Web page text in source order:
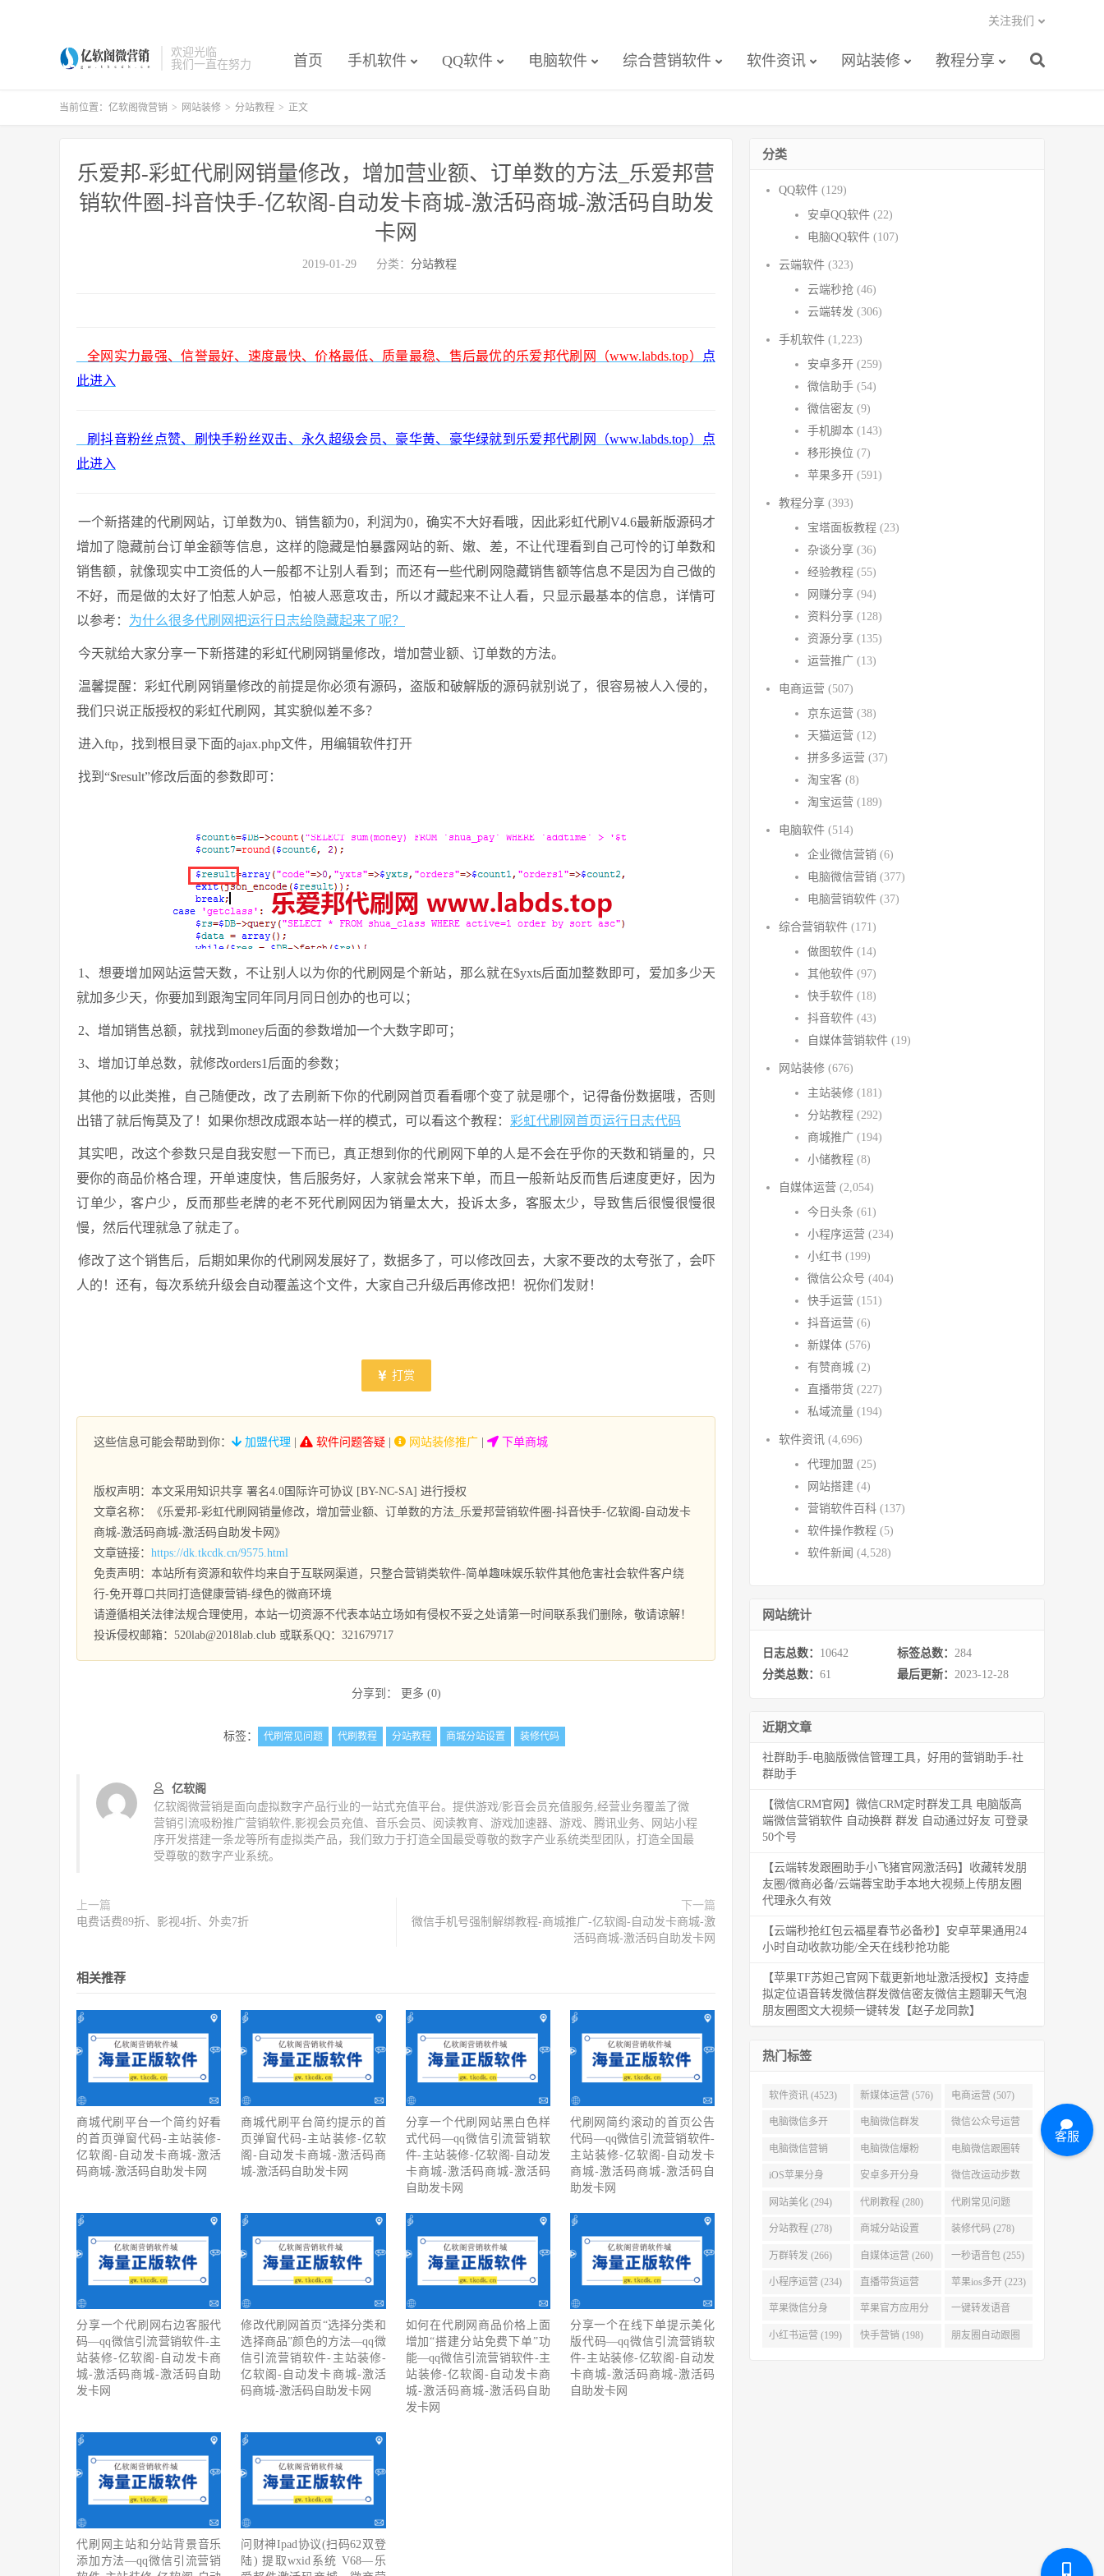
欢迎光临
我们一直在努力
首页 手机软件 QQ软件 电脑软件 综合营销软件 软件资讯 网站装修 教程分享
关注我们
当前位置： 亿软阁微营销 > 网站装修 > 分站教程 > 正文
乐爱邦-彩虹代刷网销量修改，增加营业额、订单数的方法_乐爱邦营
销软件圈-抖音快手-亿软阁-自动发卡商城-激活码商城-激活码自助发
卡网
2019-01-29 分类： 分站教程
全网实力最强、信誉最好、速度最快、价格最低、质量最稳、售后最优的乐爱邦代刷网（www.labds.top）
点
此进入
刷抖音粉丝点赞、刷快手粉丝双击、永久超级会员、豪华黄、豪华绿就到乐爱邦代刷网（www.labds.top）
点
此进入
一个新搭建的代刷网站，订单数为0、销售额为0，利润为0，确实不大好看哦，因此彩虹代刷V4.6最新版源码才
增加了隐藏前台订单金额等信息，这样的隐藏是怕暴露网站的新、嫩、差，不让代理看到自己可怜的订单数和
销售额，就像现实中工资低的人一般都不让别人看到；而还有一些代刷网隐藏销售额等信息不是因为自己做的
不好，而是做的太好了怕惹人妒忌，怕被人恶意攻击，所以才藏起来不让人看，只显示最基本的信息，详情可
以参考： 为什么很多代刷网把运行日志给隐藏起来了呢？
今天就给大家分享一下新搭建的彩虹代刷网销量修改，增加营业额、订单数的方法。
温馨提醒：彩虹代刷网销量修改的前提是你必须有源码，盗版和破解版的源码就别说了，很容易被人入侵的，
我们只说正版授权的彩虹代刷网，其实貌似差不多？
进入ftp，找到根目录下面的ajax.php文件，用编辑软件打开
找到“$result”修改后面的参数即可：
1、想要增加网站运营天数，不让别人以为你的代刷网是个新站，那么就在$yxts后面加整数即可，爱加多少天
就加多少天，你要加到跟淘宝同年同月同日创办的也可以；
2、增加销售总额，就找到money后面的参数增加一个大数字即可；
3、增加订单总数，就修改orders1后面的参数；
其他的以此类推，自己随便改，改了去刷新下你的代刷网首页看看哪个变了就是哪个，记得备份数据哦，否则
出错了就后悔莫及了！如果你想改成跟本站一样的模式，可以看这个教程： 彩虹代刷网首页运行日志代码
其实吧，改这个参数只是自我安慰一下而已，真正想到你的代刷网下单的人是不会在乎你的天数和销量的，只
要你的商品价格合理，开单速度快，售后服务好，人家就会常来下单，而且一般新站反而售后速度更好，因为
订单少，客户少，反而那些老牌的老不死代刷网因为销量太大，投诉太多，客服太少，导致售后很慢很慢很
慢，然后代理就急了就走了。
修改了这个销售后，后期如果你的代刷网发展好了，数据多了，可以修改回去，大家不要改的太夸张了，会吓
人的！还有，每次系统升级会自动覆盖这个文件，大家自己升级后再修改把！祝你们发财！
打赏
这些信息可能会帮助到你： 加盟代理 软件问题答疑 网站装修推广 下单商城
版权声明：本文采用知识共享 署名4.0国际许可协议 [BY-NC-SA] 进行授权
文章名称：《乐爱邦-彩虹代刷网销量修改，增加营业额、订单数的方法_乐爱邦营销软件圈-抖音快手-亿软阁-自动发卡
商城-激活码商城-激活码自助发卡网》
文章链接： https://dk.tkcdk.cn/9575.html
免责声明：本站所有资源和软件均来自于互联网渠道，只整合营销类软件-简单趣味娱乐软件其他危害社会软件客户绕
行-免开尊口共同打造健康营销-绿色的微商环境
请遵循相关法律法规合理使用，本站一切资源不代表本站立场如有侵权不妥之处请第一时间联系我们删除，敬请谅解！
投诉侵权邮箱：520lab@2018lab.club 或联系QQ：321679717
分享到： 更多 (0)
标签： 代刷常见问题 代刷教程 分站教程 商城分站设置 装修代码
亿软阁
亿软阁微营销是面向虚拟数字产品行业的一站式充值平台。提供游戏/影音会员充值服务,经营业务覆盖了微
营销引流吸粉推广营销软件,影视会员充值、音乐会员、阅读教育、游戏加速器、游戏、腾讯业务、网站小程
序开发搭建一条龙等所有虚拟类产品，我们致力于打造全国最受尊敬的数字产业系统类型团队，打造全国最
受尊敬的数字产业系统。
上一篇
电费话费89折、影视4折、外卖7折
下一篇
微信手机号强制解绑教程-商城推广-亿软阁-自动发卡商城-激
活码商城-激活码自助发卡网
相关推荐
商城代刷平台一个简约好看
的首页弹窗代码-主站装修-
亿软阁-自动发卡商城-激活
码商城-激活码自助发卡网
商城代刷平台简约提示的首
页弹窗代码-主站装修-亿软
阁-自动发卡商城-激活码商
城-激活码自助发卡网
分享一个代刷网站黑白色样
式代码—qq微信引流营销软
件-主站装修-亿软阁-自动发
卡商城-激活码商城-激活码
自助发卡网
代刷网简约滚动的首页公告
代码—qq微信引流营销软件-
主站装修-亿软阁-自动发卡
商城-激活码商城-激活码自
助发卡网
分享一个代刷网右边客服代
码—qq微信引流营销软件-主
站装修-亿软阁-自动发卡商
城-激活码商城-激活码自助
发卡网
修改代刷网首页“选择分类和
选择商品”颜色的方法—qq微
信引流营销软件-主站装修-
亿软阁-自动发卡商城-激活
码商城-激活码自助发卡网
如何在代刷网商品价格上面
增加“搭建分站免费下单”功
能—qq微信引流营销软件-主
站装修-亿软阁-自动发卡商
城-激活码商城-激活码自助
发卡网
分享一个在线下单提示美化
版代码—qq微信引流营销软
件-主站装修-亿软阁-自动发
卡商城-激活码商城-激活码
自助发卡网
代刷网主站和分站背景音乐
添加方法—qq微信引流营销
问财神Ipad协议(扫码62双登
陆) 提取wxid系统 V68—乐
分类
QQ软件 (129)
安卓QQ软件 (22)
电脑QQ软件 (107)
云端软件 (323)
云端秒抢 (46)
云端转发 (306)
手机软件 (1,223)
安卓多开 (259)
微信助手 (54)
微信密友 (9)
手机脚本 (143)
移形换位 (7)
苹果多开 (591)
教程分享 (393)
宝塔面板教程 (23)
杂谈分享 (36)
经验教程 (55)
网赚分享 (94)
资料分享 (128)
资源分享 (135)
运营推广 (13)
电商运营 (507)
京东运营 (38)
天猫运营 (12)
拼多多运营 (37)
淘宝客 (8)
淘宝运营 (189)
电脑软件 (514)
企业微信营销 (6)
电脑微信营销 (377)
电脑营销软件 (37)
综合营销软件 (171)
做图软件 (14)
其他软件 (97)
快手软件 (18)
抖音软件 (43)
自媒体营销软件 (19)
网站装修 (676)
主站装修 (181)
分站教程 (292)
商城推广 (194)
小储教程 (8)
自媒体运营 (2,054)
今日头条 (61)
小程序运营 (234)
小红书 (199)
微信公众号 (404)
快手运营 (151)
抖音运营 (6)
新媒体 (576)
有赞商城 (2)
直播带货 (227)
私域流量 (194)
软件资讯 (4,696)
代理加盟 (25)
网站搭建 (4)
营销软件百科 (137)
软件操作教程 (5)
软件新闻 (4,528)
网站统计
日志总数： 10642 标签总数： 284
分类总数： 61 最后更新： 2023-12-28
近期文章
社群助手-电脑版微信管理工具，好用的营销助手-社
群助手
【微信CRM官网】微信CRM定时群发工具 电脑版高
端微信营销软件 自动换群 群发 自动通过好友 可登录
50个号
【云端转发跟圈助手小飞猪官网激活码】收藏转发朋
友圈/微商必备/云端蓉宝助手本地大视频上传朋友圈
代理永久有效
【云端秒抢红包云福星春节必备秒】安卓苹果通用24
小时自动收款功能/全天在线秒抢功能
【苹果TF苏妲己官网下载更新地址激活授权】支持虚
拟定位语音转发微信群发微信密友微信主题聊天气泡
朋友圈图文大视频一键转发【赵子龙同款】
热门标签
软件资讯 (4523) 新媒体运营 (576) 电商运营 (507)
电脑微信多开
(479)
电脑微信群发
(477)
微信公众号运营
(404)
电脑微信营销
(386)
电脑微信爆粉
(384)
电脑微信跟圈转
发 (379)
iOS苹果分身
(371)
安卓多开分身
(333)
微信改运动步数
(313)
网站美化 (294) 代刷教程 (280) 代刷常见问题
(280)
分站教程 (278) 商城分站设置
(278)
装修代码 (278)
万群转发 (266) 自媒体运营 (260) 一秒语音包 (255)
小程序运营 (234) 直播带货运营
(227)
苹果ios多开 (223)
苹果微信分身
(223)
苹果官方应用分
身 (219)
一键转发语音
(219)
小红书运营 (199) 快手营销 (198) 朋友圈自动跟圈
客服